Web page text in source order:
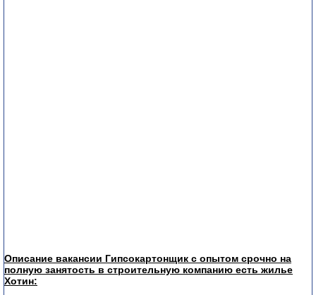
Описание вакансии Гипсокартонщик с опытом срочно на
полную занятость в строительную компанию есть жилье
Хотин: